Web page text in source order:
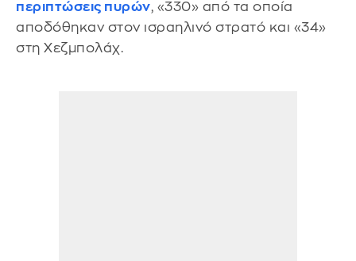
περιπτώσεις πυρών, «330» από τα οποία
αποδόθηκαν στον ισραηλινό στρατό και «34»
στη Χεζμπολάχ.